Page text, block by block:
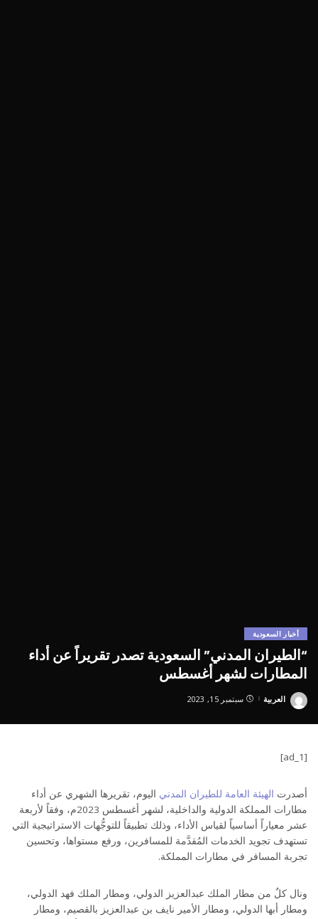
أخبار السعودية
“الطيران المدني” السعودية تصدر تقريراً عن أداء
المطارات لشهر أغسطس
Posted
العربية سبتمبر 15, 2023
[ad_1]
أصدرت الهيئة العامة للطيران المدني اليوم، تقريرها الشهري عن أداء
مطارات المملكة الدولية والداخلية، لشهر أغسطس 2023م، وفقاً لأربعة
عشر معياراً أساسياً لقياس الأداء، وذلك تطبيقاً للتوجُّهات الاستراتيجية التي
تستهدف تجويد الخدمات المُقدَّمة للمسافرين، ورفع مستواها، وتحسين
تجربة المسافر في مطارات المملكة.
ونال كلٌ من مطار الملك عبدالعزيز الدولي، ومطار الملك فهد الدولي،
ومطار أبها الدولي، ومطار الأمير نايف بن عبدالعزيز بالقصيم، ومطار